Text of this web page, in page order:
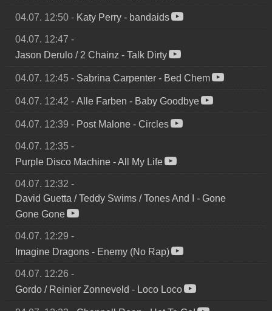
04.07. 12:50 - Katy Perry - bandaids
04.07. 12:47 -
Jason Derulo / 2 Chainz - Talk Dirty
04.07. 12:45 - Sabrina Carpenter - Bed Chem
04.07. 12:42 - Alle Farben - Baby Goodbye
04.07. 12:39 - Post Malone - Circles
04.07. 12:35 -
Purple Disco Machine -All My Life
04.07. 12:32 -
David Guetta / Teddy Swims / Tones And I
- Gone
Gone Gone
04.07. 12:29 -
Imagine Dragons - Enemy (No Rap)
04.07. 12:26 -
Gordo / Reinier Zonneveld - Loco Loco